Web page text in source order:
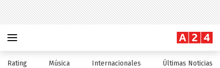
Rating Música Internacionales Últimas Noticias